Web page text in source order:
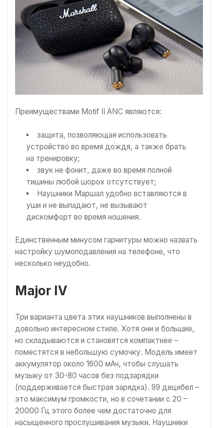
Преимуществами Motif II ANC являются:
защита, позволяющая использовать
устройство во время дождя, а также брать
на тренировку;
звук не фонит, даже во время полной
тишины любой шорох отсутствует;
Наушники Маршал удобно вставляются в
уши и не выпадают, не вызывают
дискомфорт во время ношения.
Единственным минусом гарнитуры можно назвать
настройку шумоподавления на телефоне, что
несколько неудобно.
Major IV
Три варианта цвета этих наушников выполнены в
довольно интересном стиле. Хотя они и большие,
но складываются и становятся компактнее –
поместятся в небольшую сумочку. Модель имеет
аккумулятор около 1600 мАч, чтобы слушать
музыку от 30-80 часов без подзарядки
(поддерживается быстрая зарядка). 99 децибел –
это максимум громкости, но в сочетании с 20 –
20000 Гц этого более чем достаточно для
насыщенного прослушивания музыки. Наушники